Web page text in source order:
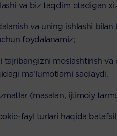
va biz taqdim etadigan
va uning ishlashi
foydalanamiz;
tajribangizni moslashtirish
ma’lumotlarni saqlaydi.
(masalan, ijtimoiy
fayl turlari haqida